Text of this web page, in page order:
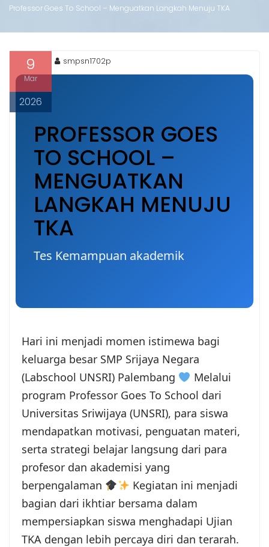
Professor Goes To School – Menguatkan Langkah Menuju TKA
9
Mar
2026
smpsn1702p
PROFESSOR GOES
TO SCHOOL –
MENGUATKAN
LANGKAH MENUJU
TKA
Tes Kemampuan akademik
Hari ini menjadi momen istimewa bagi
keluarga besar SMP Srijaya Negara
(Labschool UNSRI) Palembang
Melalui
program Professor Goes To School dari
Universitas Sriwijaya (UNSRI), para siswa
mendapatkan motivasi, penguatan materi,
serta strategi belajar langsung dari para
profesor dan akademisi yang
berpengalaman
Kegiatan ini menjadi
bagian dari ikhtiar bersama dalam
mempersiapkan siswa menghadapi Ujian
TKA dengan lebih percaya diri dan terarah.